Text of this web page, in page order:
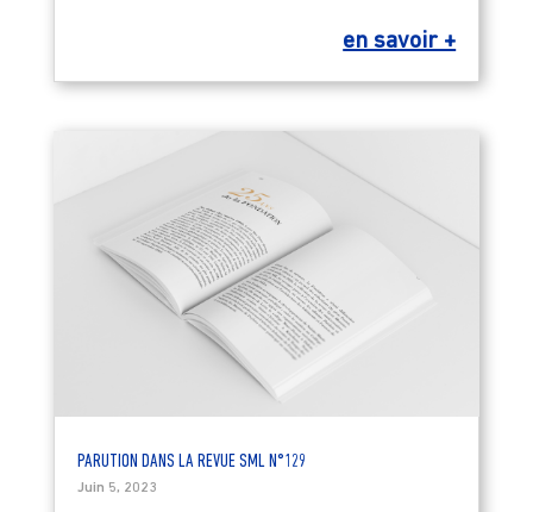
en savoir +
PARUTION DANS LA REVUE SML N°129
Juin 5, 2023